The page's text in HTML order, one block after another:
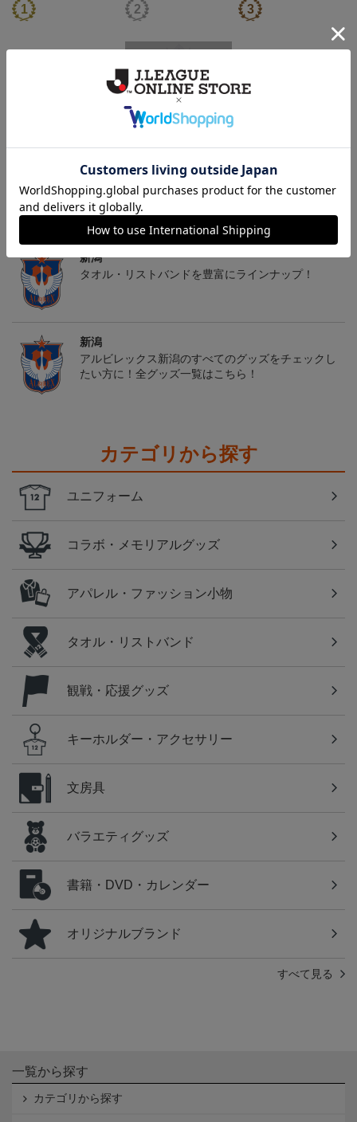
いぐるみ
3,520円
設立30周年記念 アイシ
テルニイガタ ―受け継が
れる想い―（Blu-ray）
13,200円
トピックス
新潟
タオル・リストバンドを豊富にラインナップ！
新潟
アルビレックス新潟のすべてのグッズをチェックし
たい方に！全グッズ一覧はこちら！
カテゴリから探す
ユニフォーム
コラボ・メモリアルグッズ
アパレル・ファッション小物
タオル・リストバンド
観戦・応援グッズ
キーホルダー・アクセサリー
文房具
バラエティグッズ
書籍・DVD・カレンダー
オリジナルブランド
すべて見る
一覧から探す
カテゴリから探す